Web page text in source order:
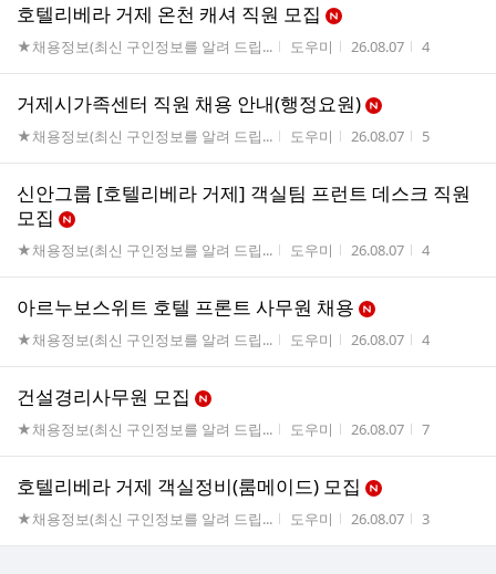
호텔리베라 거제 온천 캐셔 직원 모집
게시판명
★채용정보(최신 구인정보를 알려 드립... 작성자
도우미 작성시간
26.08.07 조회수
4
거제시가족센터 직원 채용 안내(행정요원)
게시판명
★채용정보(최신 구인정보를 알려 드립... 작성자
도우미 작성시간
26.08.07 조회수
5
신안그룹 [호텔리베라 거제] 객실팀 프런트 데스크 직원
모집
게시판명
★채용정보(최신 구인정보를 알려 드립... 작성자
도우미 작성시간
26.08.07 조회수
4
아르누보스위트 호텔 프론트 사무원 채용
게시판명
★채용정보(최신 구인정보를 알려 드립... 작성자
도우미 작성시간
26.08.07 조회수
4
건설경리사무원 모집
게시판명
★채용정보(최신 구인정보를 알려 드립... 작성자
도우미 작성시간
26.08.07 조회수
7
호텔리베라 거제 객실정비(룸메이드) 모집
게시판명
★채용정보(최신 구인정보를 알려 드립... 작성자
도우미 작성시간
26.08.07 조회수
3